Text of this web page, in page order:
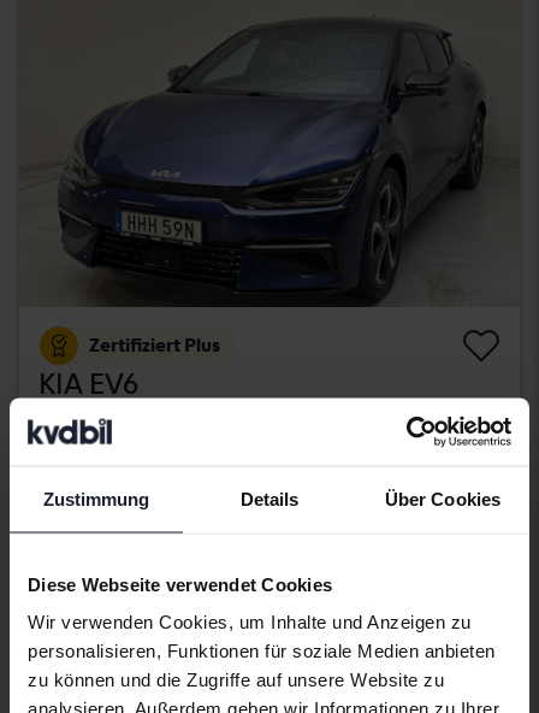
Zustimmung Details Über Cookies
Diese Webseite verwendet Cookies
Wir verwenden Cookies, um Inhalte und Anzeigen zu
personalisieren, Funktionen für soziale Medien anbieten
zu können und die Zugriffe auf unsere Website zu
analysieren. Außerdem geben wir Informationen zu Ihrer
Zertifiziert Plus
KIA EV6
AWD
2022
30 700 Kilometer
Direkt kaufen 406 900 SEK
Mit Finanzierung
Mittwoch 21 Gebote